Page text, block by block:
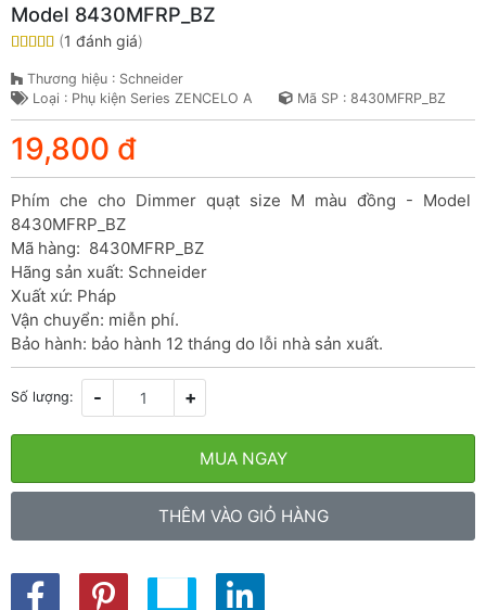
Model 8430MFRP_BZ
(1 đánh giá)
Thương hiệu : Schneider
Loại : Phụ kiện Series ZENCELO A
Mã SP : 8430MFRP_BZ
19,800 đ
Phím che cho Dimmer quạt size M màu đồng - Model
8430MFRP_BZ
Mã hàng:  8430MFRP_BZ
Hãng sản xuất: Schneider
Xuất xứ: Pháp
Vận chuyển: miễn phí.
Bảo hành: bảo hành 12 tháng do lỗi nhà sản xuất.
Số lượng: - +
MUA NGAY
THÊM VÀO GIỎ HÀNG